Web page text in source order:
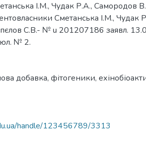
І.М., Чудак Р.А., Самородов
Сметанська І.М., Чудак
С.В.- № u 201207186 заявл.
№ 2.
добавка, фітогеники,
handle/123456789/3313